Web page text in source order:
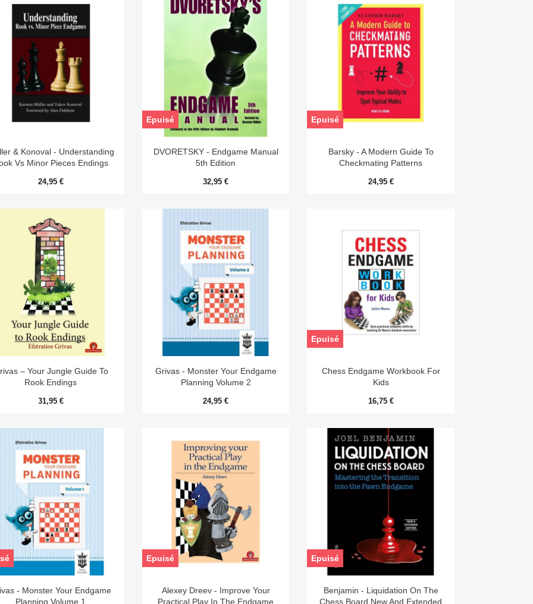
Aperçu rapide
& Konoval - Understanding
Vs Minor Pieces Endings
24,95 €
Aperçu rapide
DVORETSKY - Endgame Manual
5th Edition
32,95 €
Epuisé
 Aperçu rapide
Barsky - A Modern Guide To
Checkmating Patterns
24,95 €
Epuisé
 Aperçu rapide
– Your Jungle Guide To
Rook Endings
31,95 €
Aperçu rapide
Grivas - Monster Your Endgame
Planning Volume 2
24,95 €
Aperçu rapide
Chess Endgame Workbook For
Kids
16,75 €
Epuisé
Aperçu rapide
- Monster Your Endgame
Planning Volume 1
Aperçu rapide
Alexey Dreev - Improve Your
Practical Play In The Endgame
Epuisé
Aperçu rapide
Benjamin - Liquidation On The
Chess Board New And Extended
Epuisé